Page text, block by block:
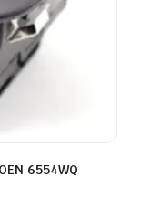
6554WQ